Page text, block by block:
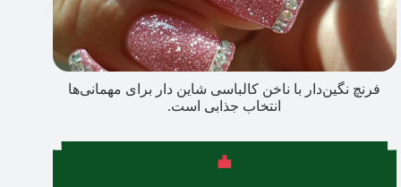
فرنچ نگین‌دار با ناخن کالباسی شاین دار برای مهمانی‌ها
انتخاب جذابی است.